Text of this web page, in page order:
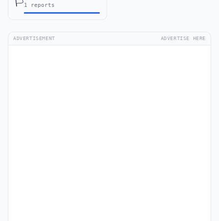
🏳️1 reports
ADVERTISEMENT ADVERTISE HERE